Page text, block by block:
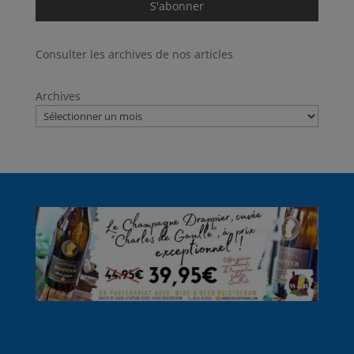
Consulter les archives de nos articles
Archives